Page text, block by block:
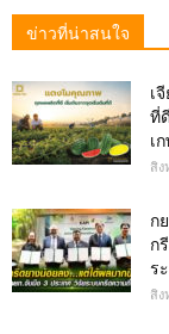
ข่าวที่น่าสนใจ
เ
ที่
เ
สิง
ก
ก
ร
สิง